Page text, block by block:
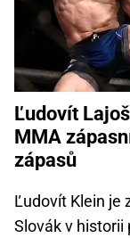
Ľudovít
MMA
zápasů
Ľudovít Klein je
Slovák v historii